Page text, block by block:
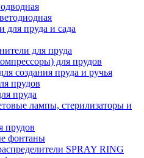
для пруда и сада
для пруда
для прудов
создания пруда и ручья
прудов
пруда
лампы, стерилизаторы и
прудов
фонтаны
SPRAY RING